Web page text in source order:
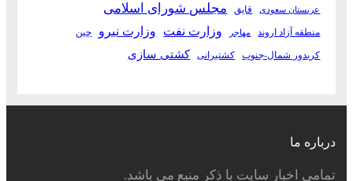
عربستان سعودی قایق مجلس شورای اسلامی
منطقه آزاد اروند مهاجر وزارت نفت وزارت نیرو چین
کریدور شمال-جنوب کشتیرانی کشتی سازی
درباره ما
تمامی اخبار سایت با ذکر منبع می باشد.